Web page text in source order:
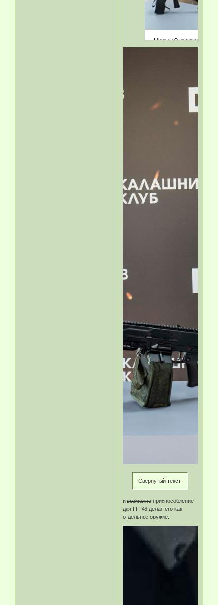
Свернутый текст
ивозможно приспособление
для ГП-46 делая его как
отдельное оружие.